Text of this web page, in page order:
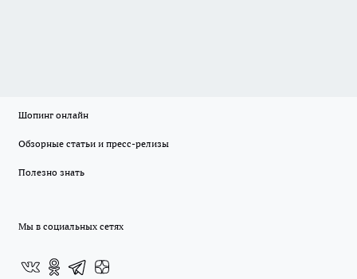
Шопинг онлайн
Обзорные статьи и пресс-релизы
Полезно знать
Мы в социальных сетях